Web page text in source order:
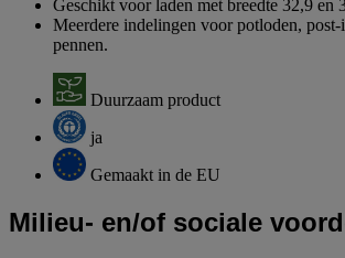
Geschikt voor laden met breedte 32,9 en
Meerdere indelingen voor potloden, post-
pennen.
Duurzaam product
ja
Gemaakt in de EU
Milieu- en/of sociale